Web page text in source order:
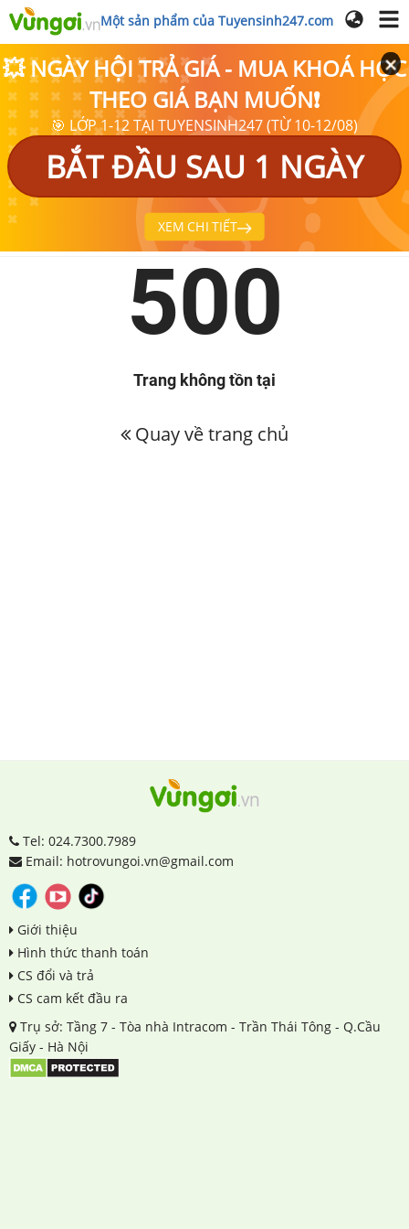
Một sản phẩm của Tuyensinh247.com
💥 NGÀY HỘI TRẢ GIÁ - MUA KHOÁ HỌC
THEO GIÁ BẠN MUỐN❗
🎯 LỚP 1-12 TẠI TUYENSINH247 (TỪ 10-12/08)
BẮT ĐẦU SAU 1 NGÀY
XEM CHI TIẾT
500
Trang không tồn tại
Quay về trang chủ
Tel: 024.7300.7989
Email: hotrovungoi.vn@gmail.com
Giới thiệu
Hình thức thanh toán
CS đổi và trả
CS cam kết đầu ra
Trụ sở: Tầng 7 - Tòa nhà Intracom - Trần Thái Tông - Q.Cầu
Giấy - Hà Nội